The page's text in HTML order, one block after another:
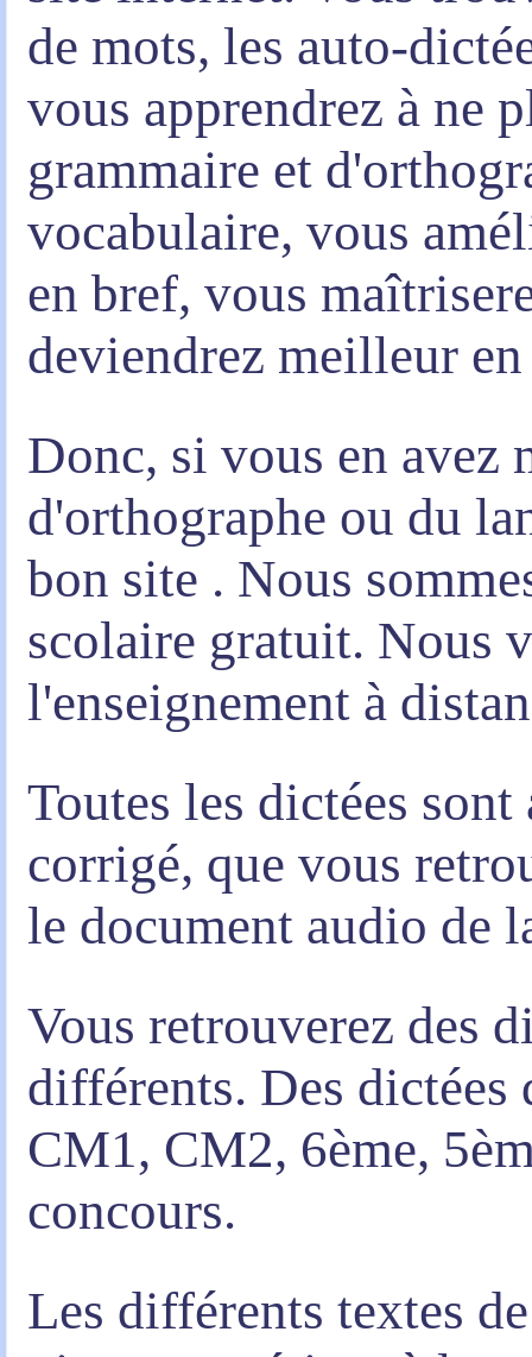
de mots, les auto-
vous apprendrez à ne
grammaire et
vocabulaire, vous
en bref, vous
deviendrez meilleur
Donc, si vous en avez
d'orthographe ou du
bon site . Nous
scolaire gratuit. Nous
l'enseignement à
Toutes les dictées
corrigé, que vous
le document audio de
Vous retrouverez des
différents. Des dictées
CM1, CM2, 6ème,
concours.
Les différents textes